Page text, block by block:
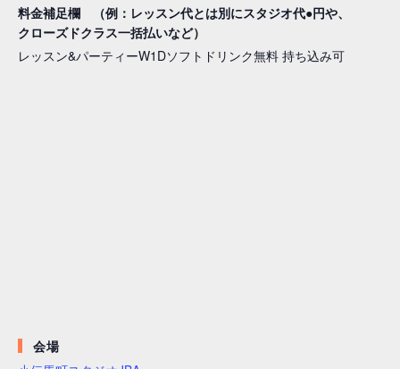
料金補足欄 （例：レッスン代とは別にスタジオ代●円や、
クローズドクラス一括払いなど）
レッスン&パーティーW1Dソフトドリンク無料 持ち込み可
会場